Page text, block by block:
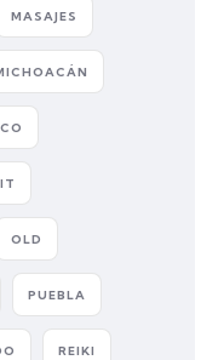
MASAJES
OLD
PUEBLA
REIKI